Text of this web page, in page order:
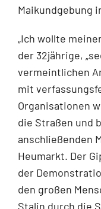
Maikundgebung
„Ich wollte
der 32jährige,
vermeintlichen
mit
Organisationen
die Straßen und
anschließenden
Heumarkt. Der
der
den großen
Stalin durch die